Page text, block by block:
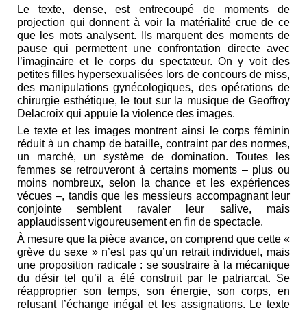
Le texte, dense, est entrecoupé de moments de
projection qui donnent à voir la matérialité crue de ce
que les mots analysent. Ils marquent des moments de
pause qui permettent une confrontation directe avec
l’imaginaire et le corps du spectateur. On y voit des
petites filles hypersexualisées lors de concours de miss,
des manipulations gynécologiques, des opérations de
chirurgie esthétique, le tout sur la musique de Geoffroy
Delacroix qui appuie la violence des images.
Le texte et les images montrent ainsi le corps féminin
réduit à un champ de bataille, contraint par des normes,
un marché, un système de domination. Toutes les
femmes se retrouveront à certains moments – plus ou
moins nombreux, selon la chance et les expériences
vécues –, tandis que les messieurs accompagnant leur
conjointe semblent ravaler leur salive, mais
applaudissent vigoureusement en fin de spectacle.
À mesure que la pièce avance, on comprend que cette «
grève du sexe » n’est pas qu’un retrait individuel, mais
une proposition radicale : se soustraire à la mécanique
du désir tel qu’il a été construit par le patriarcat. Se
réapproprier son temps, son énergie, son corps, en
refusant l’échange inégal et les assignations. Le texte